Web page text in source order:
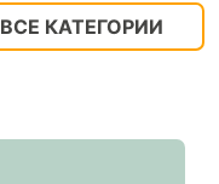
ВСЕ КАТЕГОРИИ